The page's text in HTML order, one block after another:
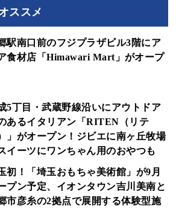
ススメ
駅南口前のフジプラザビル3階にア
食材店「Himawari Mart」がオープ
5丁目・武蔵野線沿いにアウトドア
あるイタリアン「RITEN（リテ
」がオープン！ジビエに南ヶ丘牧場
イーツにワンちゃん用のおやつも
初！「埼玉おもちゃ美術館」が9月
プン予定、イオンタウン吉川美南と
市彦糸の2拠点で展開する体験型施